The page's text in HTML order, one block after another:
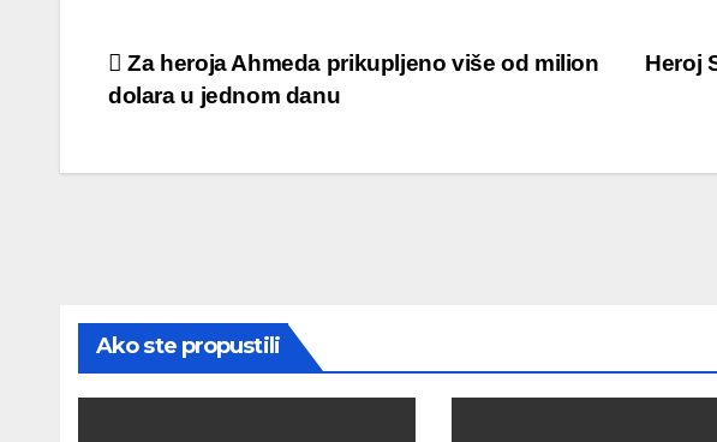
Post
navigation
Heroj
Za heroja Ahmeda prikupljeno više od milion
dolara u jednom danu
Ako ste propustili